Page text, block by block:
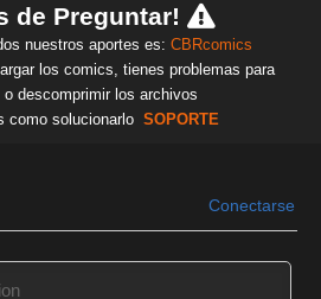
de Preguntar!
nuestros aportes es: CBRcomics
los comics, tienes problemas para
descomprimir los archivos
como solucionarlo SOPORTE
Conectarse